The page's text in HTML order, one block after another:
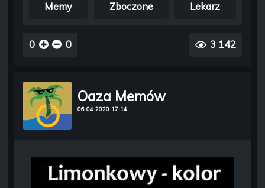
Memy Zboczone Lekarz
0 0 3 142
Oaza Memów
06.04.2020 17:14